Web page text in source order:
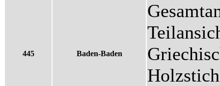
445 Baden-Baden